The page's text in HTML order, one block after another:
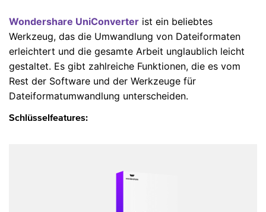
Wondershare UniConverter ist ein beliebtes
Werkzeug, das die Umwandlung von Dateiformaten
erleichtert und die gesamte Arbeit unglaublich leicht
gestaltet. Es gibt zahlreiche Funktionen, die es vom
Rest der Software und der Werkzeuge für
Dateiformatumwandlung unterscheiden.
Schlüsselfeatures: